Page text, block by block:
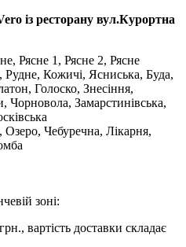
із ресторану вул.Курортна
Рясне 1, Рясне 2, Рясне
Рудне, Кожичі, Ясниська, Буда,
Голоско, Знесіння,
Замарстинівська,
Чебуречна, Лікарня,
зоні:
вартість доставки складає